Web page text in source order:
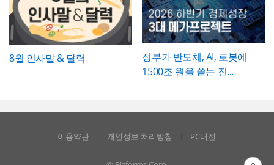
8월 인사말 & 달력
정부가 반도체, AI, 로봇에
1500조 원을 쏟는 진...
이용약관 개인정보 처리방침 PC버전